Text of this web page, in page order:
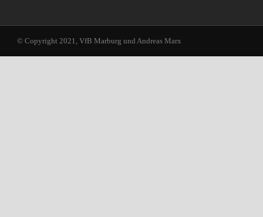
© Copyright 2021, VfB Marburg und Andreas Marx